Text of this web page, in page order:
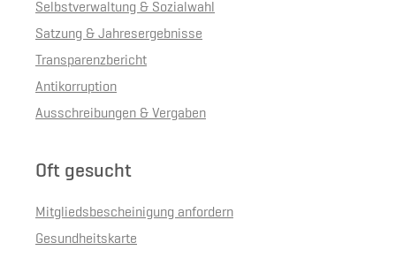
Selbstverwaltung & Sozialwahl
Satzung & Jahresergebnisse
Transparenzbericht
Antikorruption
Ausschreibungen & Vergaben
Oft gesucht
Mitgliedsbescheinigung anfordern
Gesundheitskarte